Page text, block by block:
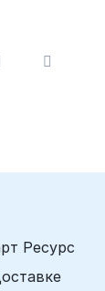
Ресурс